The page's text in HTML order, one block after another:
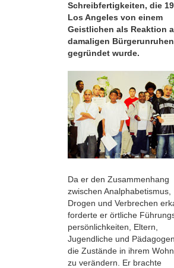
Schreibfertigkeiten, die
Los Angeles von einem
Geistlichen als Reaktion
damaligen Bürgerunruhen
gegründet wurde.
Da er den Zusammenhang
zwischen Analphabetismus,
Drogen und Verbrechen
forderte er örtliche
persönlichkeiten, Eltern,
Jugendliche und
die Zustände in ihrem
zu verändern. Er brachte